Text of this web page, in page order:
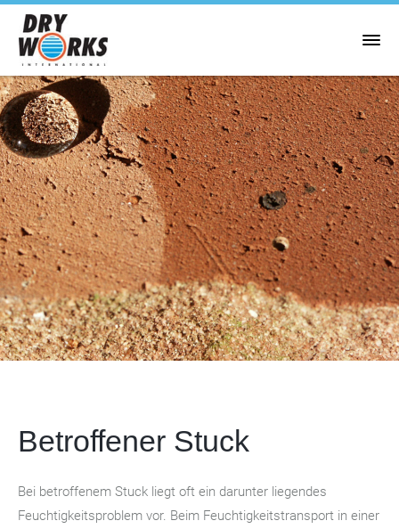
Betroffener Stuck
Bei betroffenem Stuck liegt oft ein darunter liegendes
Feuchtigkeitsproblem vor. Beim Feuchtigkeitstransport in einer